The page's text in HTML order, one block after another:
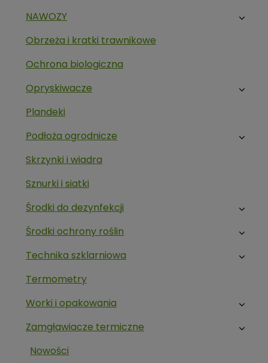
NAWOZY
Obrzeża i kratki trawnikowe
Ochrona biologiczna
Opryskiwacze
Plandeki
Podłoża ogrodnicze
Skrzynki i wiadra
Sznurki i siatki
Środki do dezynfekcji
Środki ochrony roślin
Technika szklarniowa
Termometry
Worki i opakowania
Zamgławiacze termiczne
Nowości